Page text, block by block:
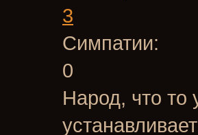
3
Симпатии:
0
Народ, что то